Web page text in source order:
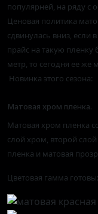
популярней, на ряду с
Ценовая политика
сдвинулась вниз,
прайс на такую пленку
метр, то сегодня ее же
Новинка этого сезона:
Матовая хром пленка.
Матовая хром пленка
слой хром, второй
пленка и матовая
Цветовая гамма